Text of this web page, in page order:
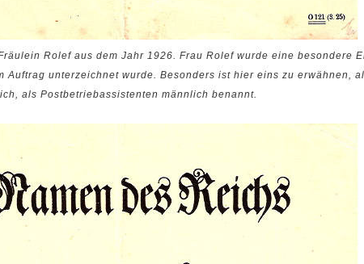
Rolef aus dem Jahr 1926. Frau Rolef wurde eine besondere
unterzeichnet wurde. Besonders ist hier eins zu erwähnen,
als Postbetriebassistenten männlich benannt.